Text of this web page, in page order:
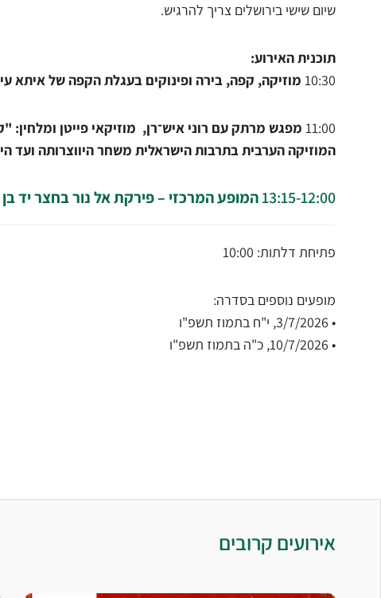
שיום שישי בירושלים צריך להרגיש.
תוכנית האירוע:
10:30 מוזיקה, קפה, בירה ופינוקים בעגלת הקפה של איתא
11:00 מפגש מרתק עם רוני איש־רן, מוזיקאי פייטן
המוזיקה הערבית בתרבות הישראלית משחר היווצרותה ועד
13:15-12:00המופע המרכזי – פירקת אל נור בחצר יד בן
פתיחת דלתות: 10:00
מופעים נוספים בסדרה:
• 3/7/2026, י"ח בתמוז תשפ"ו
• 10/7/2026, כ"ה בתמוז תשפ"ו
אירועים קרובים